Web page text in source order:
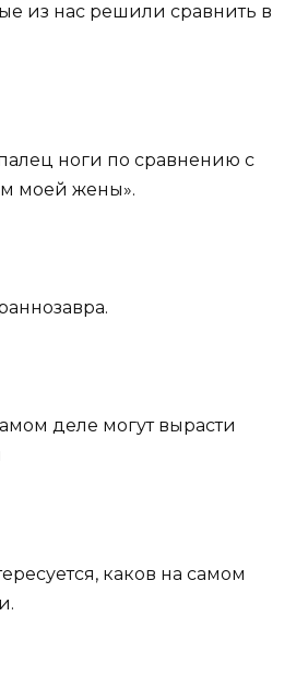
из нас решили сравнить в
ноги по сравнению с
моей жены».
деле могут вырасти
каков на самом